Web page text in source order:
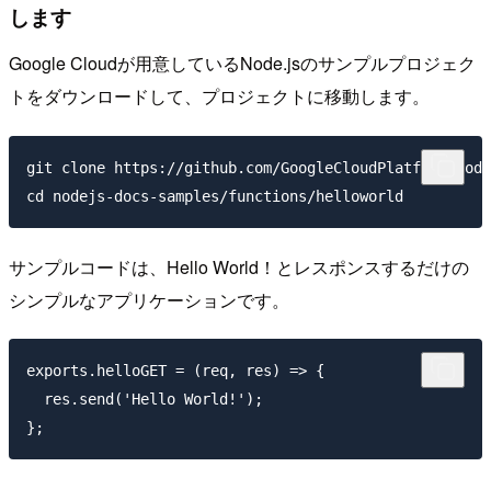
します
Google Cloudが用意しているNode.jsのサンプルプロジェク
トをダウンロードして、プロジェクトに移動します。
git clone https://github.com/GoogleCloudPlatform/
サンプルコードは、Hello World！とレスポンスするだけの
シンプルなアプリケーションです。
exports.helloGET = (req, res) => {
res.send('Hello World!');